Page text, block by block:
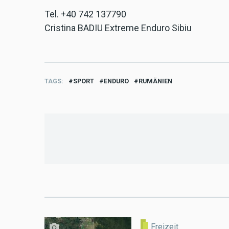
Tel. +40 742 137790
Cristina BADIU Extreme Enduro Sibiu
TAGS SPORT ENDURO RUMÄNIEN
Freizeit